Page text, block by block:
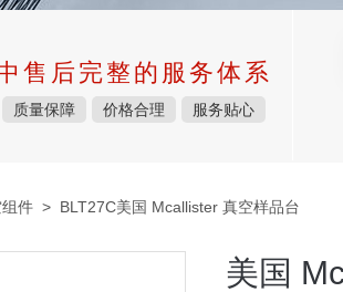
售后完整的服务体系
质量保障 价格合理 服务贴心
件 > BLT27C美国 Mcallister 真空样品台
美国